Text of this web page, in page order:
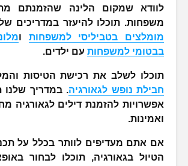
לוודא שמקום הלינה שהזמנתם
משפחות. תוכלו להיעזר במדריכים
מומלצים בטביליסי למשפחות ו
בבטומי למשפחות עם ילדים.
תוכלו לשלב את רכישת הטיסות
חבילת נופש לגאורגיה. במדריך
אפשרויות להזמנת דילים לגאורגיה
ואמינות.
אם אתם מעדיפים לוותר בכלל על
הטיול בגאורגיה, תוכלו לבחור